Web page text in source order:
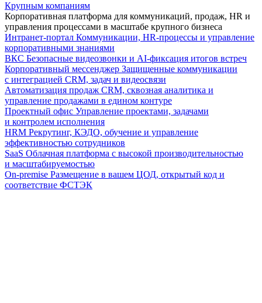
Крупным компаниям
Корпоративная платформа для коммуникаций, продаж, HR и
управления процессами в масштабе крупного бизнеса
Интранет-портал Коммуникации, HR-процессы и управление
корпоративными знаниями
ВКС Безопасные видеозвонки и AI-фиксация итогов встреч
Корпоративный мессенджер Защищенные коммуникации
с интеграцией CRM, задач и видеосвязи
Автоматизация продаж CRM, сквозная аналитика и
управление продажами в едином контуре
Проектный офис Управление проектами, задачами
и контролем исполнения
HRM Рекрутинг, КЭДО, обучение и управление
эффективностью сотрудников
SaaS Облачная платформа с высокой производительностью
и масштабируемостью
On-premise Размещение в вашем ЦОД, открытый код и
соответствие ФСТЭК